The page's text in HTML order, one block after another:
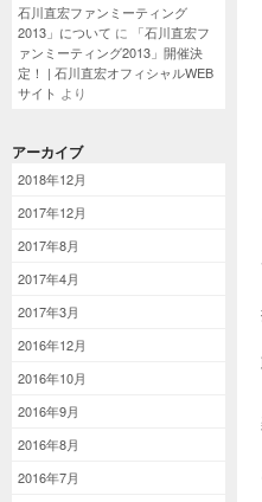
石川直宏ファンミーティング
2013」について に
「石川直宏フ
ァンミーティング2013」開催決
定！ | 石川直宏オフィシャルWEB
サイト より
アーカイブ
2018年12月
2017年12月
2017年8月
2017年4月
2017年3月
2016年12月
2016年10月
2016年9月
2016年8月
2016年7月